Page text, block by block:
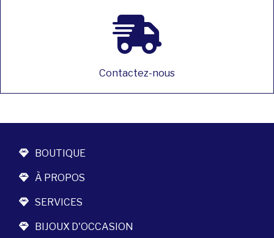
Contactez-nous
BOUTIQUE
À PROPOS
SERVICES
BIJOUX D'OCCASION